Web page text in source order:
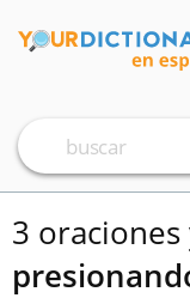
3 oraciones